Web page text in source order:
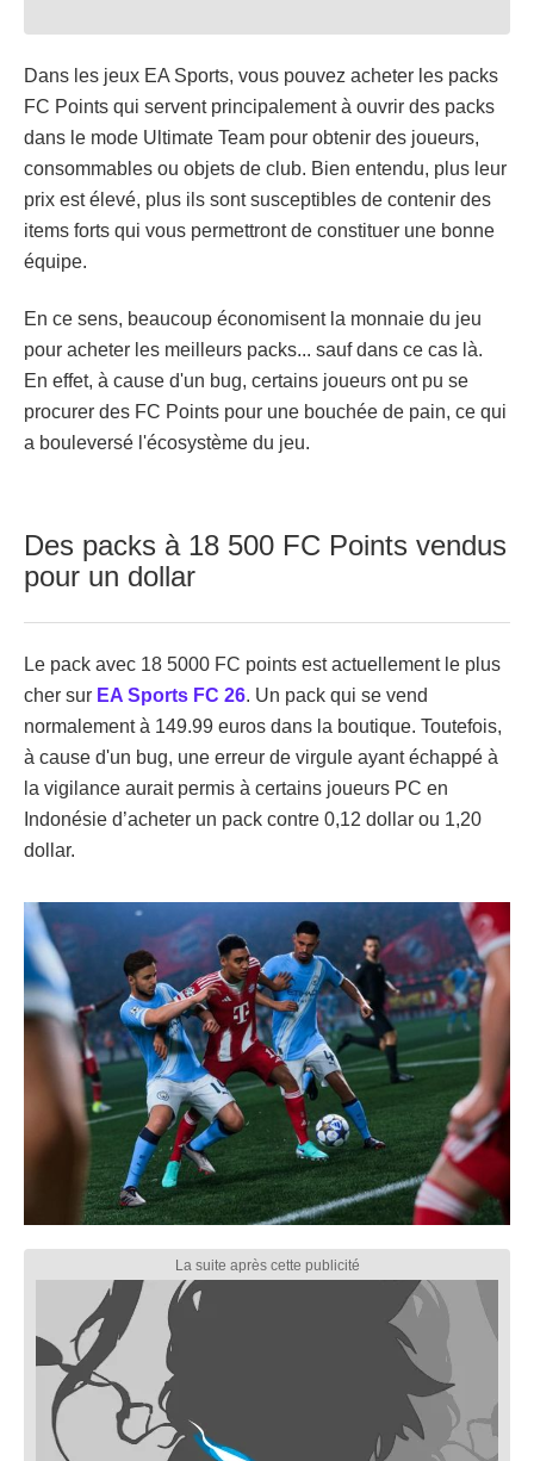
Dans les jeux EA Sports, vous pouvez acheter les packs
FC Points qui servent principalement à ouvrir des packs
dans le mode Ultimate Team pour obtenir des joueurs,
consommables ou objets de club. Bien entendu, plus leur
prix est élevé, plus ils sont susceptibles de contenir des
items forts qui vous permettront de constituer une bonne
équipe.
En ce sens, beaucoup économisent la monnaie du jeu
pour acheter les meilleurs packs... sauf dans ce cas là.
En effet, à cause d'un bug, certains joueurs ont pu se
procurer des FC Points pour une bouchée de pain, ce qui
a bouleversé l'écosystème du jeu.
Des packs à 18 500 FC Points vendus
pour un dollar
Le pack avec 18 5000 FC points est actuellement le plus
cher sur EA Sports FC 26. Un pack qui se vend
normalement à 149.99 euros dans la boutique. Toutefois,
à cause d'un bug, une erreur de virgule ayant échappé à
la vigilance aurait permis à certains joueurs PC en
Indonésie d’acheter un pack contre 0,12 dollar ou 1,20
dollar.